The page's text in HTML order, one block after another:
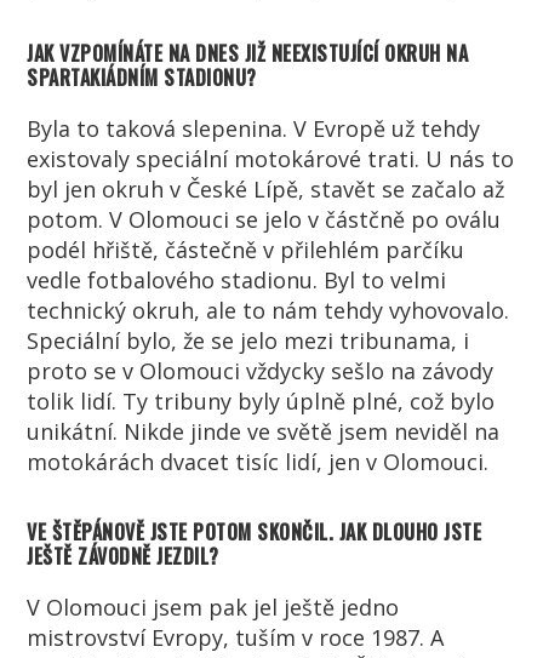
JAK VZPOMÍNÁTE NA DNES JIŽ NEEXISTUJÍCÍ OKRUH NA
SPARTAKIÁDNÍM STADIONU?
Byla to taková slepenina. V Evropě už tehdy
existovaly speciální motokárové trati. U nás to
byl jen okruh v České Lípě, stavět se začalo až
potom. V Olomouci se jelo v částčně po oválu
podél hřiště, částečně v přilehlém parčíku
vedle fotbalového stadionu. Byl to velmi
technický okruh, ale to nám tehdy vyhovovalo.
Speciální bylo, že se jelo mezi tribunama, i
proto se v Olomouci vždycky sešlo na závody
tolik lidí. Ty tribuny byly úplně plné, což bylo
unikátní. Nikde jinde ve světě jsem neviděl na
motokárách dvacet tisíc lidí, jen v Olomouci.
VE ŠTĚPÁNOVĚ JSTE POTOM SKONČIL. JAK DLOUHO JSTE
JEŠTĚ ZÁVODNĚ JEZDIL?
V Olomouci jsem pak jel ještě jedno
mistrovství Evropy, tuším v roce 1987. A